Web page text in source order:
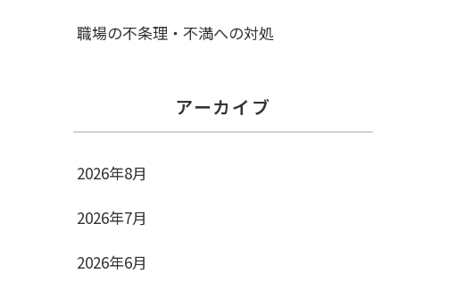
職場の不条理・不満への対処
アーカイブ
2026年8月
2026年7月
2026年6月